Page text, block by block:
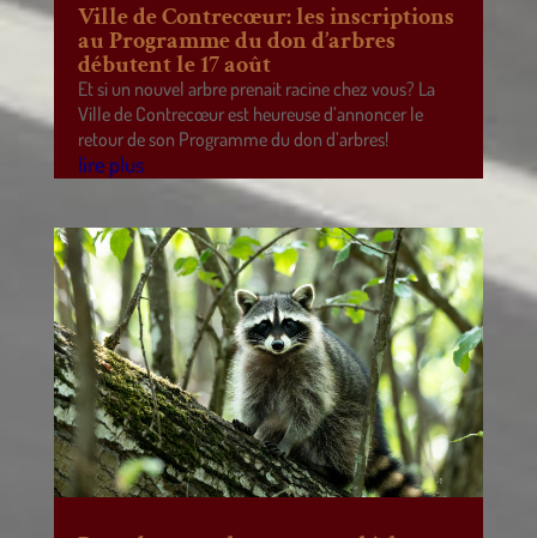
Ville de Contrecœur: les inscriptions
au Programme du don d’arbres
débutent le 17 août
Et si un nouvel arbre prenait racine chez vous? La
Ville de Contrecœur est heureuse d’annoncer le
retour de son Programme du don d’arbres!
lire plus